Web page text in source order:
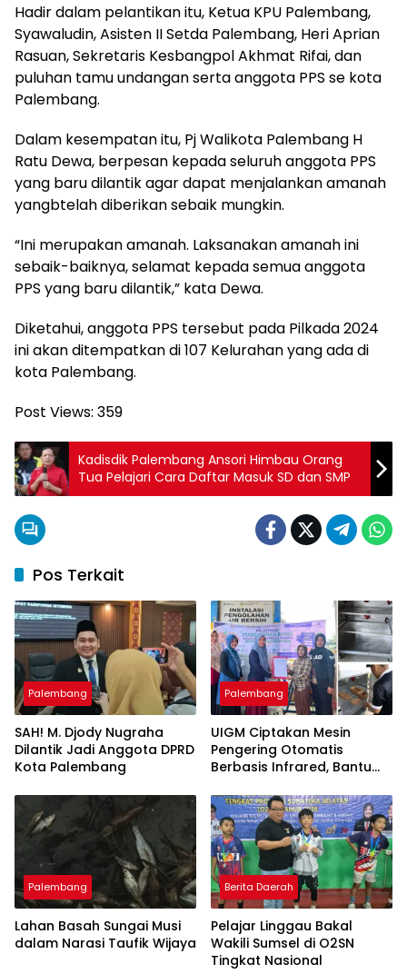
Hadir dalam pelantikan itu, Ketua KPU Palembang,
Syawaludin, Asisten II Setda Palembang, Heri Aprian
Rasuan, Sekretaris Kesbangpol Akhmat Rifai, dan
puluhan tamu undangan serta anggota PPS se kota
Palembang.
Dalam kesempatan itu, Pj Walikota Palembang H
Ratu Dewa, berpesan kepada seluruh anggota PPS
yang baru dilantik agar dapat menjalankan amanah
yangbtelah diberikan sebaik mungkin.
“Ini merupakan amanah. Laksanakan amanah ini
sebaik-baiknya, selamat kepada semua anggota
PPS yang baru dilantik,” kata Dewa.
Diketahui, anggota PPS tersebut pada Pilkada 2024
ini akan ditempatkan di 107 Kelurahan yang ada di
kota Palembang.
Post Views: 359
Kadisdik Palembang Ansori Himbau Orang
Tua Pelajari Cara Daftar Masuk SD dan SMP
Pos Terkait
Palembang
SAH! M. Djody Nugraha
Dilantik Jadi Anggota DPRD
Kota Palembang
Palembang
UIGM Ciptakan Mesin
Pengering Otomatis
Berbasis Infrared, Bantu
Pulau Kemaro
Palembang
Lahan Basah Sungai Musi
dalam Narasi Taufik Wijaya
Berita Daerah
Pelajar Linggau Bakal
Wakili Sumsel di O2SN
Tingkat Nasional